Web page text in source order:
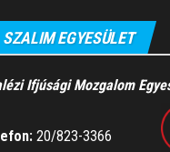
SZALIM EGYESÜLET
Ifjúsági Mozgalom
20/823-3366